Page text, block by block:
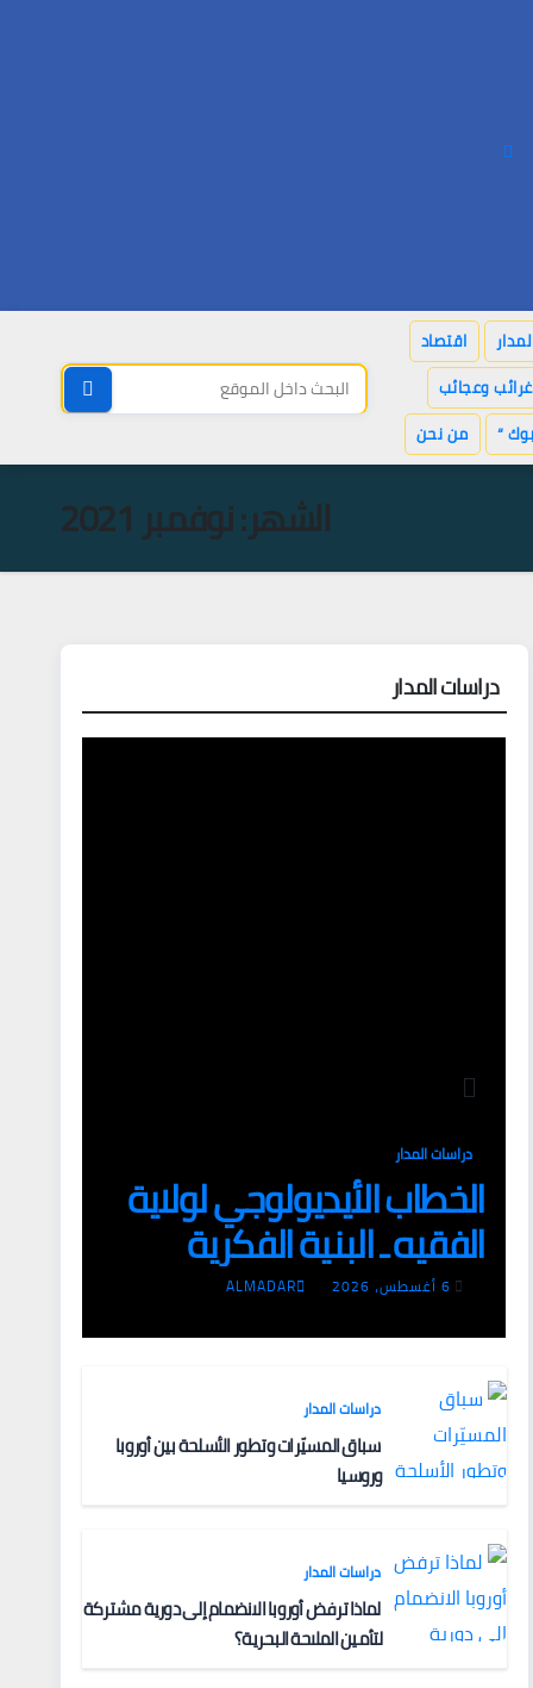
اقتصاد
غرائب وعجائب
“ من نحن
الشهر:نوفمبر 2021
دراسات المدار
دراسات المدار
الخطاب الأيديولوجي لولاية
الفقيه ـ البنية الفكرية
وآليات التعبئة
6 أغسطس، 2026 ALMADAR
دراسات المدار
سباق المسيّرات وتطور الأسلحة بين أوروبا
وروسيا
دراسات المدار
لماذا ترفض أوروبا الانضمام إلى دورية مشتركة
لتأمين الملاحة البحرية؟